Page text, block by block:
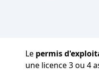
Le permis
une licence 3 ou 4